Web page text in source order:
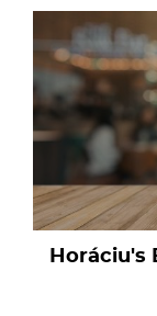
page
Horáciu's